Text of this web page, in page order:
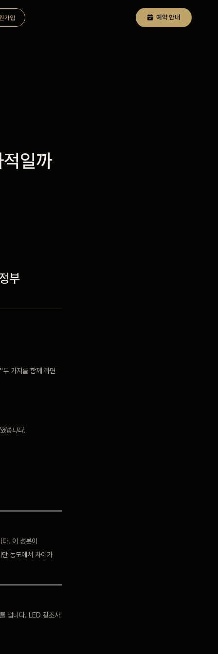
가입 예약 안내
일까
부
가지를 함께 하면
습니다.
. 이 성분이
농도에서 차이가
냅니다. LED 광조사